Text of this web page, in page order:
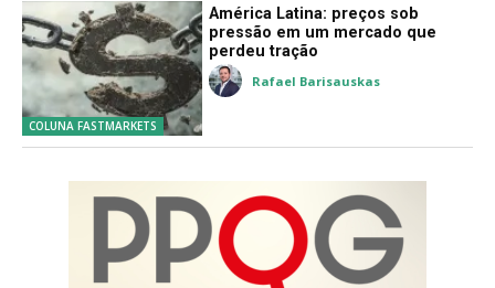
COLUNA FASTMARKETS
América Latina: preços sob
pressão em um mercado que
perdeu tração
Rafael Barisauskas